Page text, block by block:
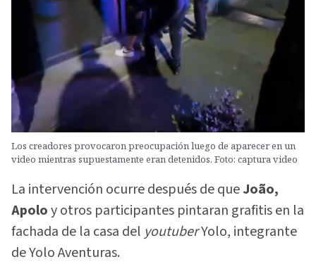
Los creadores provocaron preocupación luego de aparecer en un
video mientras supuestamente eran detenidos. Foto: captura video
La intervención ocurre después de queJoão,
Apoloy otros participantes pintaran grafitis en la
fachada de la casa del youtuberYolo, integrante
de Yolo Aventuras.